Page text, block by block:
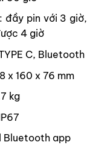
đầy pin với 3
4 giờ
C, Bluetooth
x 160 x 76 mm
kg
Bluetooth app